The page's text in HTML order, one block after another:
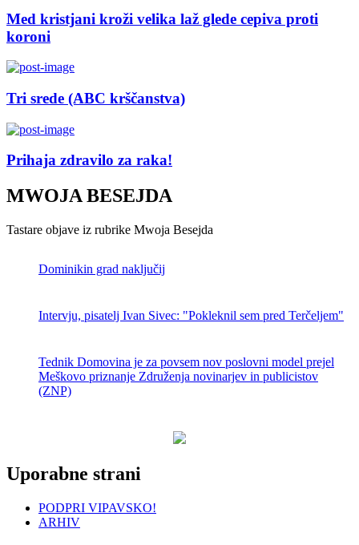
Med kristjani kroži velika laž glede cepiva proti
koroni
Tri srede (ABC krščanstva)
Prihaja zdravilo za raka!
MWOJA BESEJDA
Tastare objave iz rubrike Mwoja Besejda
Dominikin grad naključij
Intervju, pisatelj Ivan Sivec: "Pokleknil sem pred Terčeljem"
Tednik Domovina je za povsem nov poslovni model prejel
Meškovo priznanje Združenja novinarjev in publicistov
(ZNP)
Uporabne strani
PODPRI VIPAVSKO!
ARHIV